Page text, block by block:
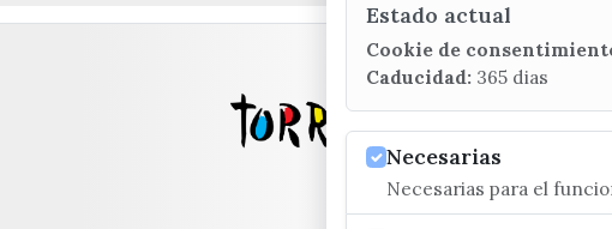
Estado actual
Cookie de
Caducidad: 365 dias
Necesarias
Necesarias para el